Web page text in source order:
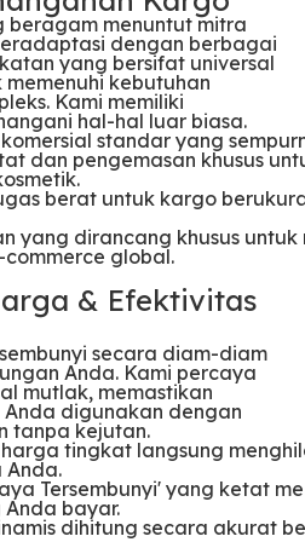
beragam menuntut mitra
dengan berbagai
yang bersifat universal
kebutuhan
Kami memiliki
hal-hal luar biasa.
standar yang
dan pengemasan khusus
berat untuk kargo
yang dirancang khusus
global.
& Efektivitas
secara diam-diam
Anda. Kami percaya
mutlak, memastikan
digunakan dengan
tanpa kejutan.
tingkat langsung
Anda.
Tersembunyi' yang ketat
bayar.
dihitung secara akurat